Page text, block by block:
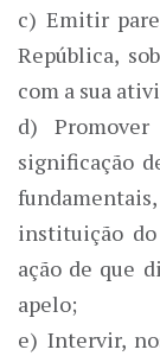
c) Emitir
República,
com a sua
d)
significação
instituição
ação de que
apelo;
e) Intervir,